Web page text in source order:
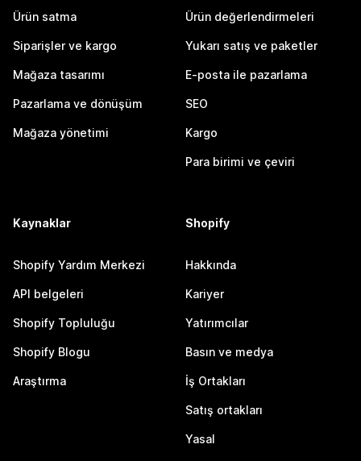
Ürün satma
Siparişler ve kargo
Mağaza tasarımı
Pazarlama ve dönüşüm
Mağaza yönetimi
Ürün değerlendirmeleri
Yukarı satış ve paketler
E-posta ile pazarlama
SEO
Kargo
Para birimi ve çeviri
Kaynaklar
Shopify Yardım Merkezi
API belgeleri
Shopify Topluluğu
Shopify Blogu
Araştırma
Shopify
Hakkında
Kariyer
Yatırımcılar
Basın ve medya
İş Ortakları
Satış ortakları
Yasal